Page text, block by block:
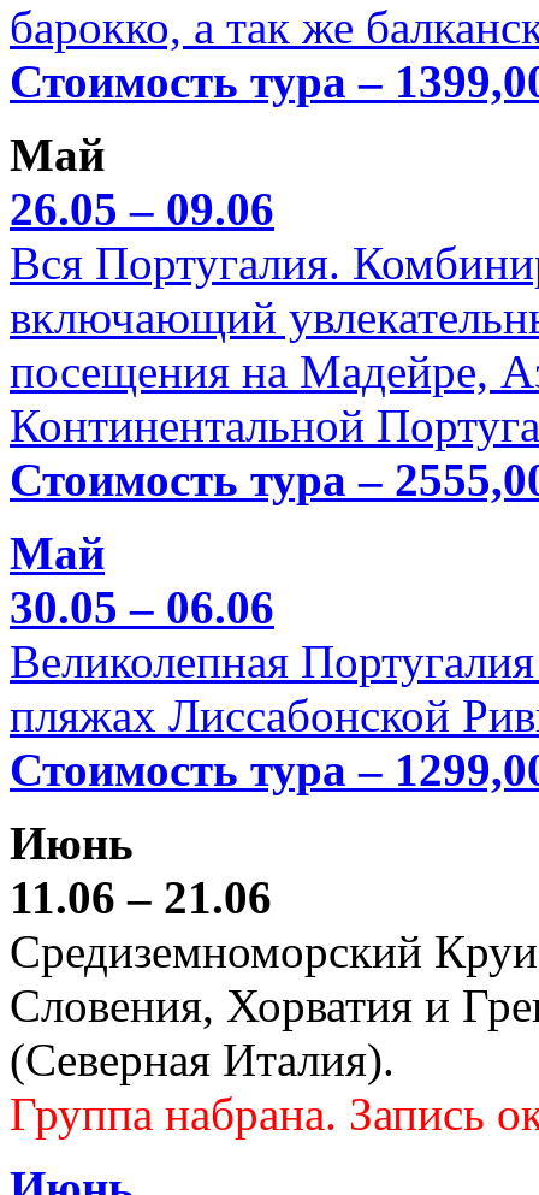
барокко, а так же
Стоимость тура –
Май
26.05 – 09.06
Вся Португалия.
включающий
посещения на Мадейре,
Континентальной
Стоимость тура –
Май
30.05 – 06.06
Великолепная
пляжах Лиссабонской
Стоимость тура –
Июнь
11.06 – 21.06
Средиземноморский
Словения, Хорватия и
(Северная Италия).
Группа набрана. Запись